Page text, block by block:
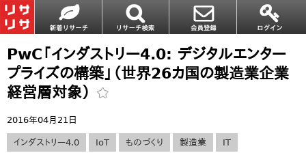
PwC「インダストリー4.0: デジタルエンター
プライズの構築」（世界26カ国の製造業企業
経営層対象）
2016年04月21日
インダストリー4.0 IoT ものづくり 製造業 IT